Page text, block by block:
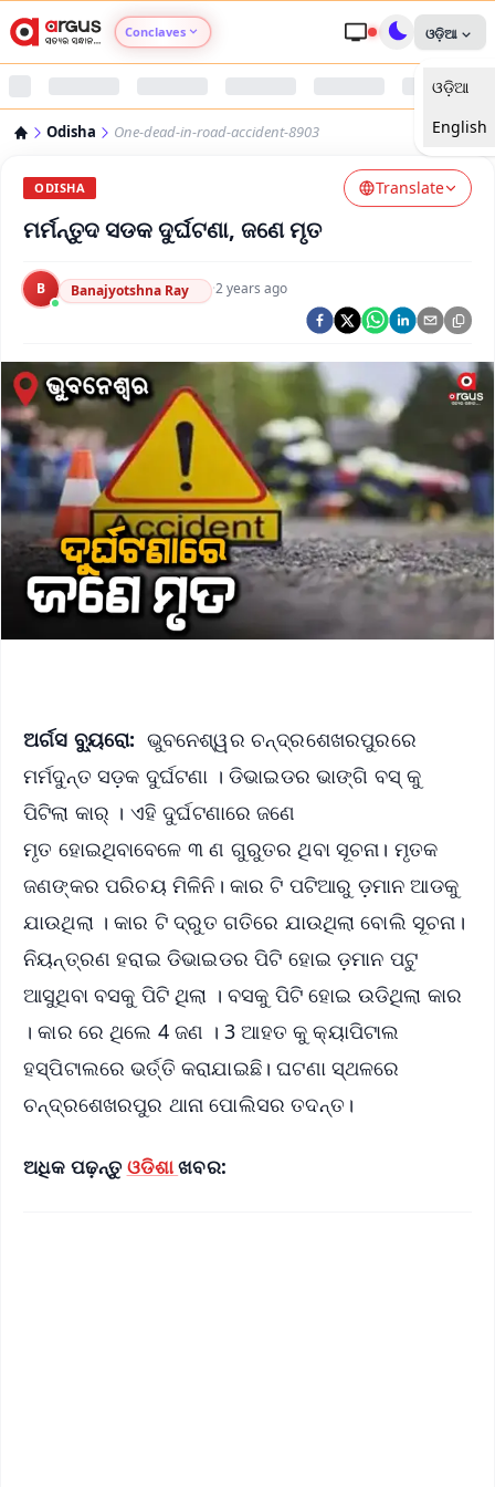
Conclaves
Argus Swaad Odisha
Argus Chalo Dekhein Apna Desh
ଓଡ଼ିଆ
ଓଡ଼ିଆ
English
Odisha One-dead-in-road-accident-8903
ODISHA Translate
ମର୍ମନ୍ତୁଦ ସଡକ ଦୁର୍ଘଟଣା, ଜଣେ ମୃତ
B Banajyotshna Ray ·2 years ago
ଅର୍ଗସ ବ୍ୟୁରୋ: ଭୁବନେଶ୍ୱର ଚନ୍ଦ୍ରଶେଖରପୁରରେ
ମର୍ମଦୁନ୍ତ ସଡ଼କ ଦୁର୍ଘଟଣା । ଡିଭାଇଡର ଭାଙ୍ଗି ବସ୍ କୁ
ପିଟିଲା କାର୍ । ଏହି ଦୁର୍ଘଟଣାରେ ଜଣେ
ମୃତ ହୋଇଥିବାବେଳେ ୩ ଣ ଗୁରୁତର ଥିବା ସୂଚନା। ମୃତକ
ଜଣଙ୍କର ପରିଚୟ ମିଳିନି। କାର ଟି ପଟିଆରୁ ଡ଼ମାନ ଆଡକୁ
ଯାଉଥିଲା । କାର ଟି ଦ୍ରୁତ ଗତିରେ ଯାଉଥିଲା ବୋଲି ସୂଚନା।
ନିୟନ୍ତ୍ରଣ ହରାଇ ଡିଭାଇଡର ପିଟି ହୋଇ ଡ଼ମାନ ପଟୁ
ଆସୁଥିବା ବସକୁ ପିଟି ଥିଲା । ବସକୁ ପିଟି ହୋଇ ଉଡିଥିଲା କାର
। କାର ରେ ଥିଲେ 4 ଜଣ । 3 ଆହତ କୁ କ୍ୟାପିଟାଲ
ହସ୍ପିଟାଲରେ ଭର୍ତ୍ତି କରାଯାଇଛି। ଘଟଣା ସ୍ଥଳରେ
ଚନ୍ଦ୍ରଶେଖରପୁର ଥାନା ପୋଲିସର ତଦନ୍ତ।
ଅଧିକ ପଢ଼ନ୍ତୁ ଓଡିଶାଖବର: